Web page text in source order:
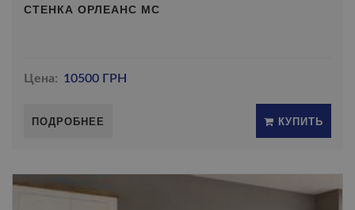
СТЕНКА ОРЛЕАНС МС
Цена: 10500 ГРН
ПОДРОБНЕЕ КУПИТЬ